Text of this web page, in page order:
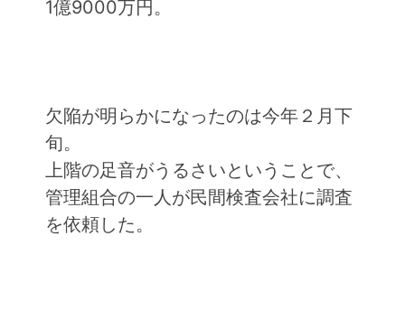
1億9000万円。
欠陥が明らかになったのは今年２月下
旬。
上階の足音がうるさいということで、
管理組合の一人が民間検査会社に調査
を依頼した。